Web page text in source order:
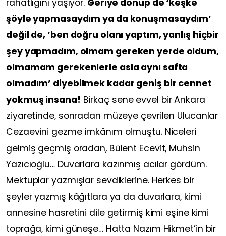
rahatlığını yaşıyor. Geriye dönüp de ‘keşke
şöyle yapmasaydım ya da konuşmasaydım’
değil de, ‘ben doğru olanı yaptım, yanlış hiçbir
şey yapmadım, olmam gereken yerde oldum,
olmamam gerekenlerle asla aynı safta
olmadım’ diyebilmek kadar geniş bir cennet
yokmuş insana! Birkaç sene evvel bir Ankara
ziyaretinde, sonradan müzeye çevrilen Ulucanlar
Cezaevini gezme imkânım olmuştu. Niceleri
gelmiş geçmiş oradan, Bülent Ecevit, Muhsin
Yazıcıoğlu… Duvarlara kazınmış acılar gördüm.
Mektuplar yazmışlar sevdiklerine. Herkes bir
şeyler yazmış kâğıtlara ya da duvarlara, kimi
annesine hasretini dile getirmiş kimi eşine kimi
toprağa, kimi güneşe… Hatta Nazım Hikmet’in bir